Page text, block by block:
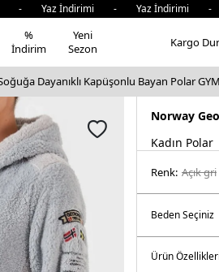
İndirimi - Yaz İndirimi
%
İndirim
Yeni
Sezon
Kargo
Dayanıklı Kapüşonlu Bayan Polar
Norway
Kadın Polar
Renk: açik gri̇
Ürün Özellikleri